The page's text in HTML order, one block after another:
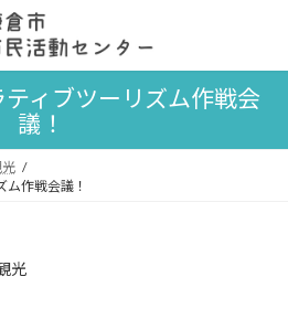
ィブツーリズム作戦会
議！
作戦会議！
光